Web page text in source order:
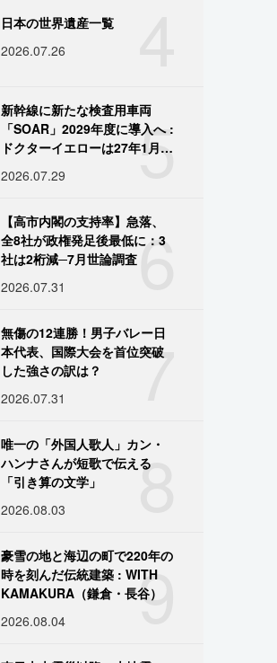
日本の世界遺産一覧
2026.07.26
5
新幹線に新たな検査用車両
「SOAR」2029年度に導入へ :
ドクターイエローは27年1月に
2026.07.29
6
【高市内閣の支持率】急落、
全8社が政権発足後最低に：3
社は2桁減─7月世論調査
2026.07.31
7
無傷の12連勝！男子バレー日
本代表、国際大会を首位突破
した強さの訳は？
2026.07.31
8
唯一の「外国人歌人」カン・
ハンナさんが短歌で伝える
「引き算の文学」
2026.08.03
9
豪雪の地と海辺の町で220年の
時を刻んだ伝統建築 : WITH
KAMAKURA（鎌倉・長谷）
2026.08.04